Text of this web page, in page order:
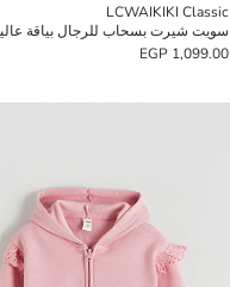
LCWAIKIKI Classic
سويت شيرت بسحاب للرجال بياقة
1,099.00 EGP